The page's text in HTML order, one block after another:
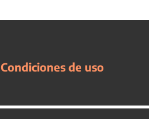
Condiciones de uso